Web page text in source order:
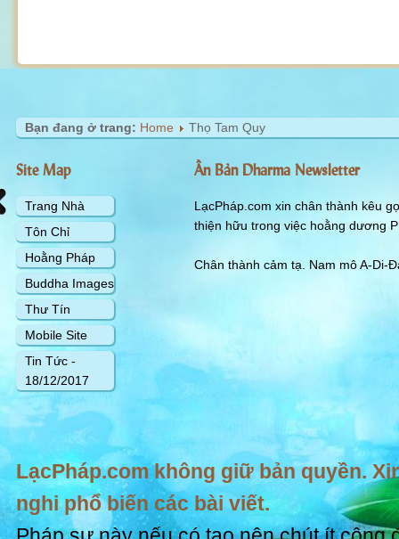
Bạn đang ở trang: Home Thọ Tam Quy
Site Map
Trang Nhà
Tôn Chỉ
Hoằng Pháp
Buddha Images
Thư Tín
Mobile Site
Tin Tức -
18/12/2017
Ấn Bản Dharma Newsletter
LạcPháp.com xin chân thành kêu
thiện hữu trong việc hoằng dương
Chân thành cảm tạ. Nam mô A-Di-
LạcPháp.com không giữ bản quyền.
nghi phổ biến các bài viết.